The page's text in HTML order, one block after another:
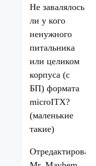
Не завалялось
ли у кого
ненужного
питальника
или целиком
корпуса (c
БП) формата
microITX?
(маленькие
такие)